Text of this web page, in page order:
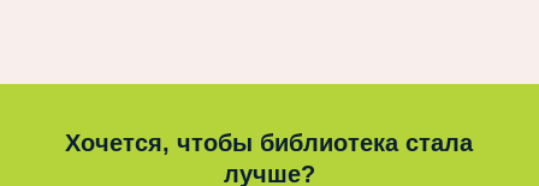
Хочется, чтобы библиотека стала
лучше?